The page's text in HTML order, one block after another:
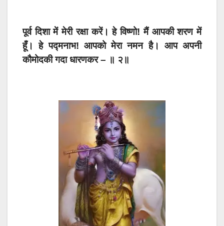
पूर्व दिशा में मेरी रक्षा करें। हे विष्णो! मैं आपकी शरण में
हूँ। हे पद्मनाभ! आपको मेरा नमन है। आप अपनी
कौमोदकी गदा धारणकर – ॥ २॥